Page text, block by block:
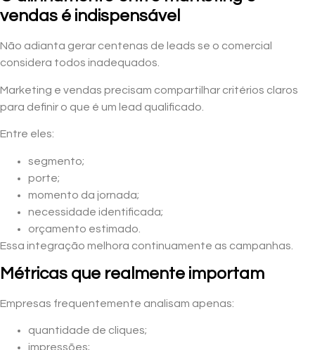
vendas é indispensável
Não adianta gerar centenas de leads se o comercial
considera todos inadequados.
Marketing e vendas precisam compartilhar critérios claros
para definir o que é um lead qualificado.
Entre eles:
segmento;
porte;
momento da jornada;
necessidade identificada;
orçamento estimado.
Essa integração melhora continuamente as campanhas.
Métricas que realmente importam
Empresas frequentemente analisam apenas:
quantidade de cliques;
impressões;